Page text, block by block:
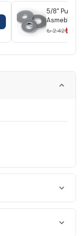
5/8" Pul
₺ 2.42₺